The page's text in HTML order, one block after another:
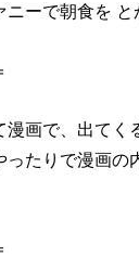
ニーで朝食を
漫画で、出てく
たり で漫画の